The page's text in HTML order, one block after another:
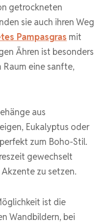
getrockneten
sie auch ihren Weg
Pampasgras mit
Ähren ist besonders
eine sanfte,
aus
Eukalyptus oder
zum Boho-Stil.
gewechselt
zu setzen.
ist die
Wandbildern, bei